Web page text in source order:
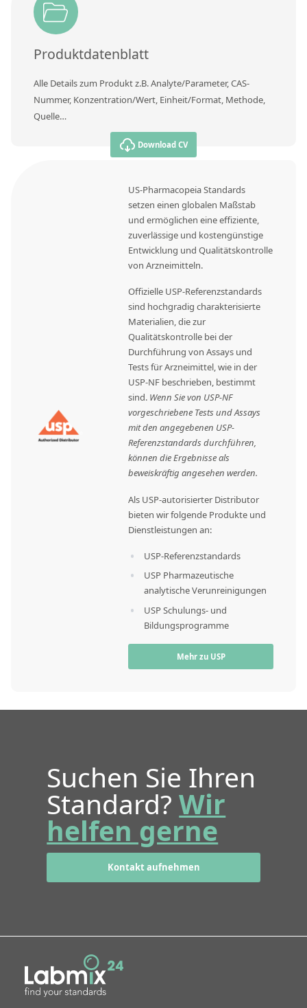
Produktdatenblatt
Alle Details zum Produkt z.B. Analyte/Parameter, CAS-
Nummer, Konzentration/Wert, Einheit/Format, Methode,
Quelle…
Download CV
US-Pharmacopeia Standards
setzen einen globalen Maßstab
und ermöglichen eine effiziente,
zuverlässige und kostengünstige
Entwicklung und Qualitätskontrolle
von Arzneimitteln.
Offizielle USP-Referenzstandards
sind hochgradig charakterisierte
Materialien, die zur
Qualitätskontrolle bei der
Durchführung von Assays und
Tests für Arzneimittel, wie in der
USP-NF beschrieben, bestimmt
sind. Wenn Sie von USP-NF
vorgeschriebene Tests und Assays
mit den angegebenen USP-
Referenzstandards durchführen,
können die Ergebnisse als
beweiskräftig angesehen werden.
Als USP-autorisierter Distributor
bieten wir folgende Produkte und
Dienstleistungen an:
USP-Referenzstandards
USP Pharmazeutische
analytische Verunreinigungen
USP Schulungs- und
Bildungsprogramme
Mehr zu USP
Suchen Sie Ihren
Standard?Wir
helfen gerne
Kontakt aufnehmen